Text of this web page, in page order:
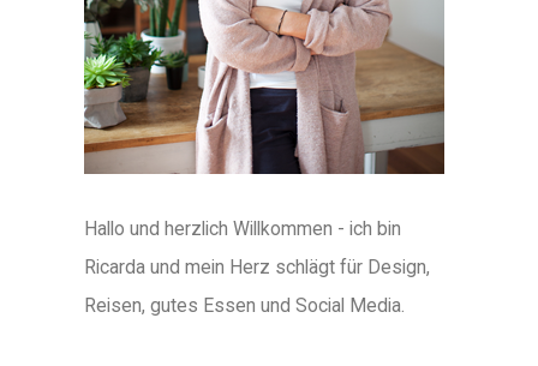
Hallo und herzlich Willkommen - ich bin
Ricarda und mein Herz schlägt für Design,
Reisen, gutes Essen und Social Media.